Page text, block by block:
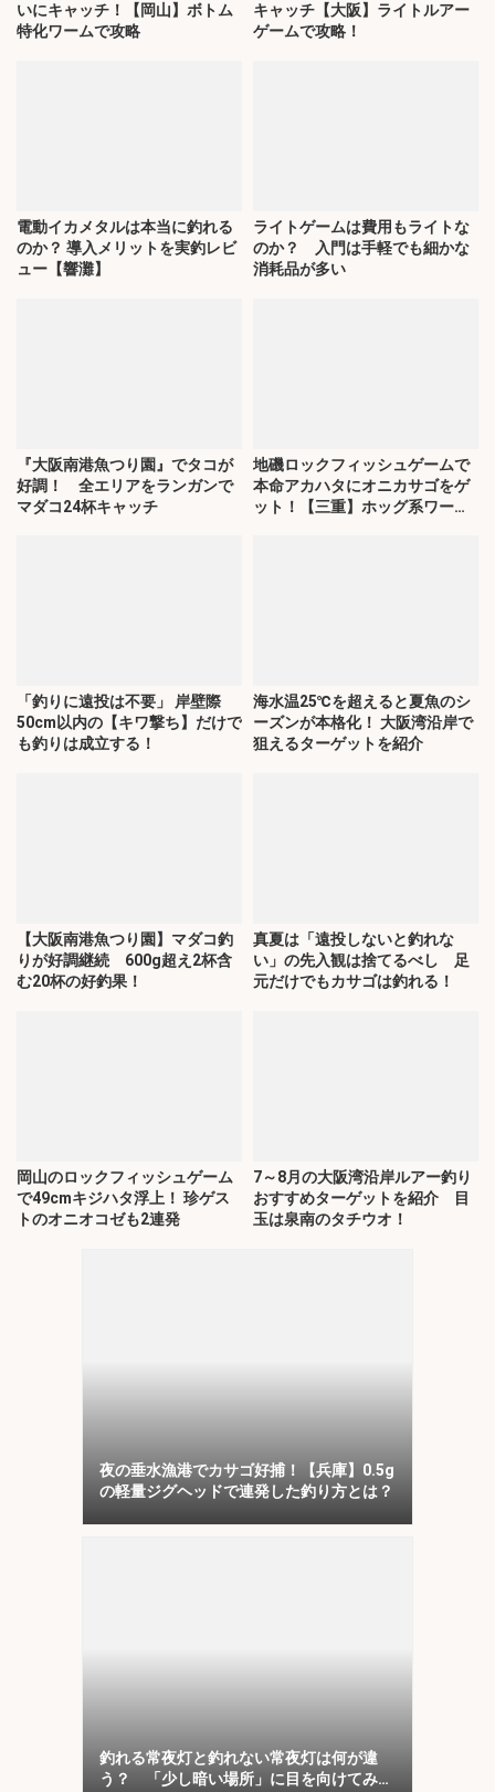
いにキャッチ！【岡山】ボトム
特化ワームで攻略
キャッチ【大阪】ライトルアー
ゲームで攻略！
電動イカメタルは本当に釣れる
のか？ 導入メリットを実釣レビ
ュー【響灘】
ライトゲームは費用もライトな
のか？ 入門は手軽でも細かな
消耗品が多い
『大阪南港魚つり園』でタコが
好調！ 全エリアをランガンで
マダコ24杯キャッチ
地磯ロックフィッシュゲームで
本命アカハタにオニカサゴをゲ
ット！【三重】ホッグ系ワーム
「釣りに遠投は不要」 岸壁際
50cm以内の【キワ撃ち】だけで
も釣りは成立する！
海水温25℃を超えると夏魚のシ
ーズンが本格化！ 大阪湾沿岸で
狙えるターゲットを紹介
【大阪南港魚つり園】マダコ釣
りが好調継続 600g超え2杯含
む20杯の好釣果！
真夏は「遠投しないと釣れな
い」の先入観は捨てるべし 足
元だけでもカサゴは釣れる！
岡山のロックフィッシュゲーム
で49cmキジハタ浮上！ 珍ゲス
トのオニオコゼも2連発
7～8月の大阪湾沿岸ルアー釣り
おすすめターゲットを紹介 目
玉は泉南のタチウオ！
夜の垂水漁港でカサゴ好捕！【兵庫】0.5g
の軽量ジグヘッドで連発した釣り方とは？
釣れる常夜灯と釣れない常夜灯は何が違
う？ 「少し暗い場所」に目を向けてみよ